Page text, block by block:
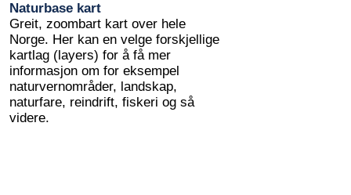
Naturbase kart
Greit, zoombart kart over hele
Norge. Her kan en velge forskjellige
kartlag (layers) for å få mer
informasjon om for eksempel
naturvernområder, landskap,
naturfare, reindrift, fiskeri og så
videre.